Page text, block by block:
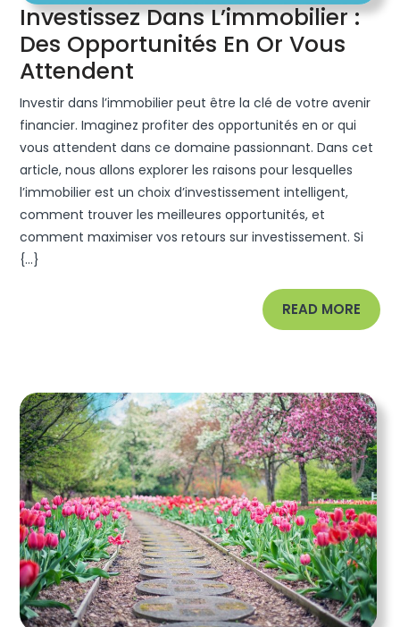
Investissez Dans L’immobilier :
Des Opportunités En Or Vous
Attendent
Dans
L’immobilier
:
Des
Opportunités
En
Investir dans l’immobilier peut être la clé de votre avenir
financier. Imaginez profiter des opportunités en or qui
vous attendent dans ce domaine passionnant. Dans cet
article, nous allons explorer les raisons pour lesquelles
l’immobilier est un choix d’investissement intelligent,
comment trouver les meilleures opportunités, et
comment maximiser vos retours sur investissement. Si
{...}
READ MORE READ
MORE